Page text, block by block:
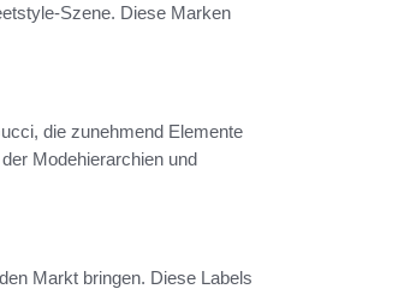
Szene. Diese Marken
die zunehmend Elemente
Modehierarchien und
Markt bringen. Diese Labels